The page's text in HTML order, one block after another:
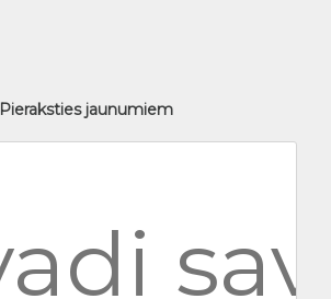
Pieraksties jaunumiem